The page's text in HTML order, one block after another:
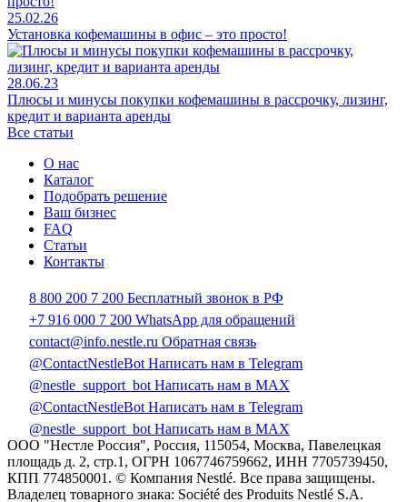
25.02.26
Установка кофемашины в офис – это просто!
28.06.23
Плюсы и минусы покупки кофемашины в рассрочку, лизинг,
кредит и варианта аренды
Все статьи
О нас
Каталог
Подобрать решение
Ваш бизнес
FAQ
Статьи
Контакты
8 800 200 7 200 Бесплатный звонок в РФ
+7 916 000 7 200 WhatsApp для обращений
contact@info.nestle.ru Обратная связь
@ContactNestleBot Написать нам в Telegram
@nestle_support_bot Написать нам в MAX
@ContactNestleBot Написать нам в Telegram
@nestle_support_bot Написать нам в MAX
ООО "Нестле Россия", Россия, 115054, Москва, Павелецкая
площадь д. 2, стр.1, ОГРН 1067746759662, ИНН 7705739450,
КПП 774850001. © Компания Nestlé. Все права защищены.
Владелец товарного знака: Société des Produits Nestlé S.A.